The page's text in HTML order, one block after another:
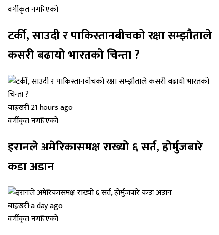
वर्गीकृत नगरिएको
टर्की, साउदी र पाकिस्तानबीचको रक्षा सम्झौताले
कसरी बढायो भारतको चिन्ता ?
बाह्रखरी·21 hours ago
वर्गीकृत नगरिएको
इरानले अमेरिकासमक्ष राख्यो ६ सर्त, होर्मुजबारे
कडा अडान
बाह्रखरी·a day ago
वर्गीकृत नगरिएको